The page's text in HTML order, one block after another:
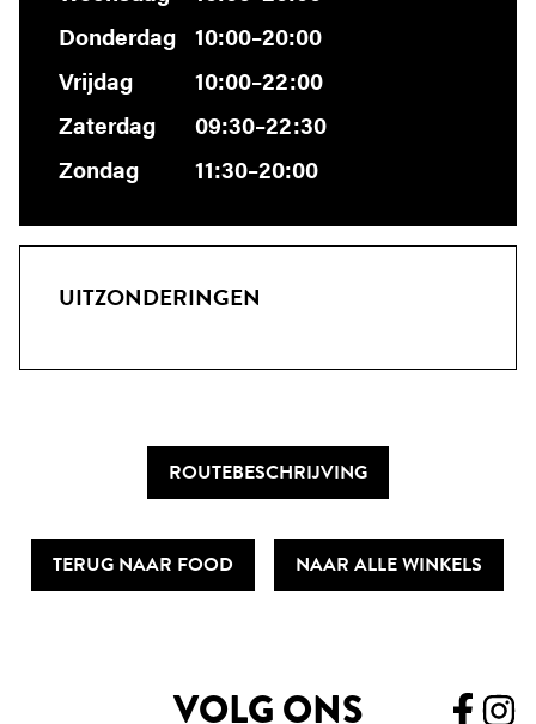
Donderdag 10:00–20:00
Vrijdag
10:00–22:00
Zaterdag
09:30–22:30
Zondag
11:30–20:00
UITZONDERINGEN
ROUTEBESCHRIJVING
TERUG NAAR FOOD NAAR ALLE WINKELS
VOLG ONS